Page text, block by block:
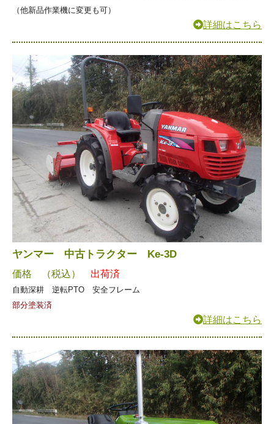
（他新品作業機に変更も可）
詳細はこちら
ヤンマー 中古トラクター Ke-3D
価格 （税込） 出荷済
自動深耕 逆転PTO 安全フレーム
部分塗装済
詳細はこちら